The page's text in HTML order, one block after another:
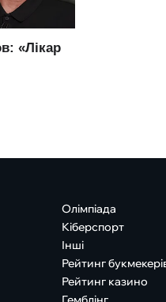
Олімпіада
Кіберспорт
Інші
Рейтинг
Рейтинг казино